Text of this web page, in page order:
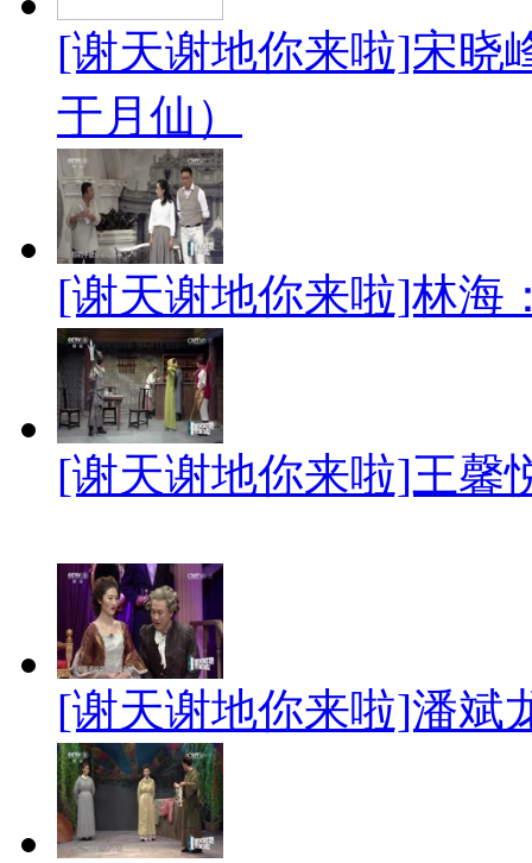
[谢天谢地你来啦]宋晓
于月仙）
[谢天谢地你来啦]林海
[谢天谢地你来啦]王馨
[谢天谢地你来啦]潘斌